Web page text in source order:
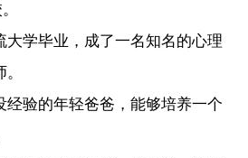
学毕业，成了一名知名的心理
验的年轻爸爸，能够培养一个